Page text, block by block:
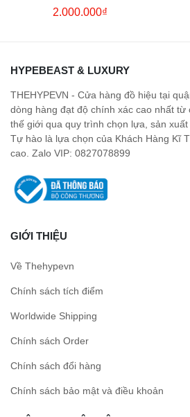
MONOGRAM MOIRE
2.000.000₫
HYPEBEAST & LUXURY
THEHYPEVN - Cửa hàng đồ hiệu tại
dòng hàng đạt độ chính xác cao nhất từ
thế giới qua quy trình chọn lựa, sản
Tự hào là lựa chọn của Khách Hàng Kĩ
cao. Zalo VIP: 0827078899
GIỚI THIỆU
Về Thehypevn
Chính sách tích điểm
Worldwide Shipping
Chính sách Order
Chính sách đổi hàng
Chính sách bảo mật và điều khoản